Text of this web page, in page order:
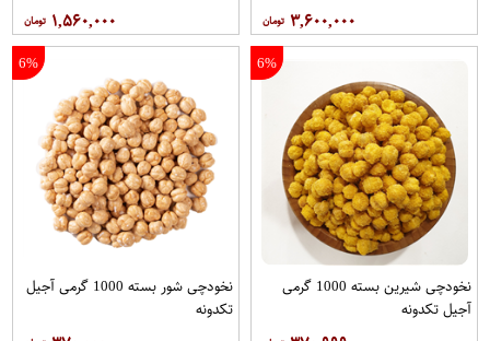
۳,۶۰۰,۰۰۰ ۱,۵۶۰,۰۰۰
6%
نخودچی شیرین بسته 1000 گرمی
آجیل تکدونه
6%
نخودچی شور بسته 1000 گرمی آجیل
تکدونه